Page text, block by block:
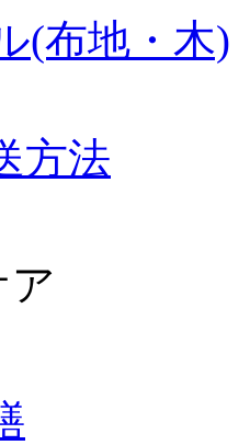
(布地・木)
方法